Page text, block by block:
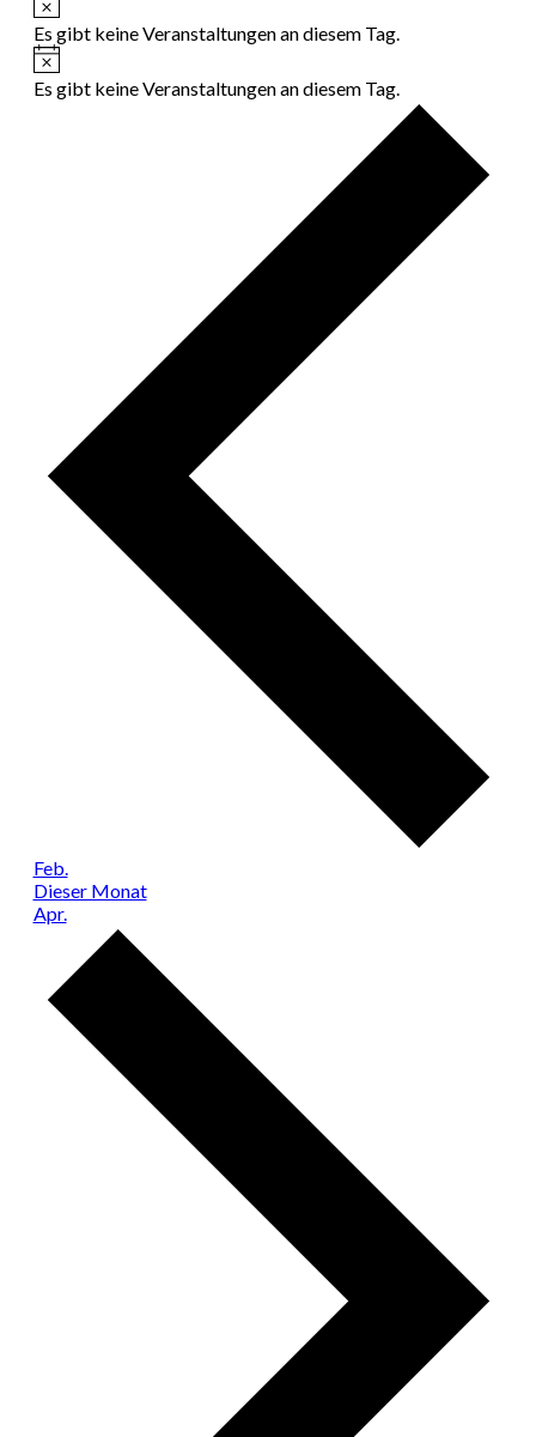
Es gibt keine Veranstaltungen an diesem Tag.
Hinweis
Es gibt keine Veranstaltungen an diesem Tag.
Feb.
Dieser Monat
Apr.